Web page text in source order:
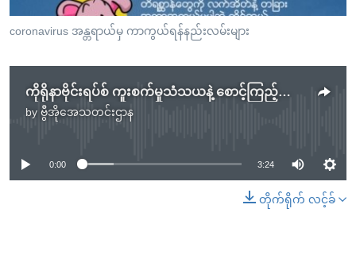
coronavirus အန္တရာယ်မှ ကာကွယ်ရန်နည်းလမ်းများ
ကိုရိုနာဗိုင်းရပ်စ် ကူးစက်မှုသံသယနဲ့ စောင့်ကြည့်နေသူ မြန်မာမှာ ၇ ဦးရှိ
by ဗွီအိုအေသတင်းဌာန
No media source currently available
0:00 3:24
တိုက်ရိုက် လင့်ခ်